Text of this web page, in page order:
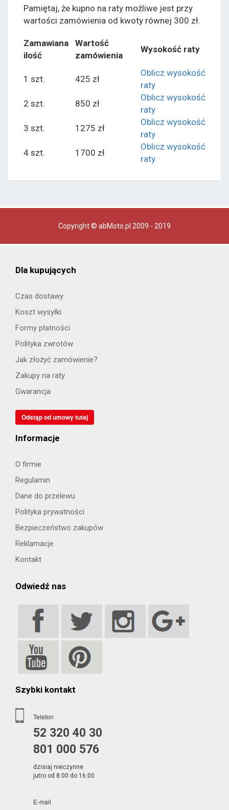
Pamiętaj, że kupno na raty możliwe jest przy
wartości zamówienia od kwoty równej 300 zł.
Zamawiana
ilość
Wartość
zamówienia
Wysokość raty
1 szt. 425 zł
Oblicz wysokość
raty
2 szt.
850 zł
Oblicz wysokość
raty
3 szt.
1275 zł
Oblicz wysokość
raty
4 szt.
1700 zł
Oblicz wysokość
raty
Copyright © abMoto.pl 2009 - 2019
Dla kupujących
Czas dostawy
Koszt wysyłki
Formy płatności
Polityka zwrotów
Jak złożyć zamówienie?
Zakupy na raty
Gwarancja
Odstąp od umowy tutaj
Informacje
O firmie
Regulamin
Dane do przelewu
Polityka prywatności
Bezpieczeństwo zakupów
Reklamacje
Kontakt
Odwiedź nas
Szybki kontakt
Telefon
52 320 40 30
801 000 576
dzisiaj nieczynne
jutro od 8:00 do 16:00
E-mail